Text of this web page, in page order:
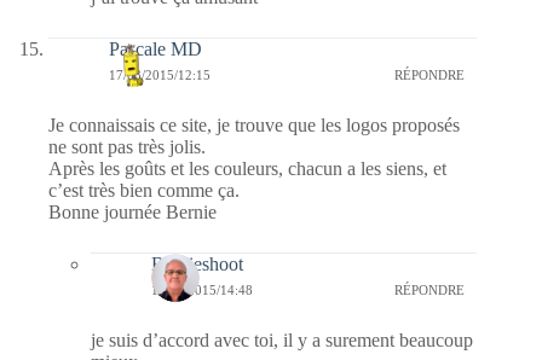
Pascale MD
17/03/2015/12:15 RÉPONDRE
Je connaissais ce site, je trouve que les logos proposés
ne sont pas très jolis.
Après les goûts et les couleurs, chacun a les siens, et
c’est très bien comme ça.
Bonne journée Bernie
Bernieshoot
17/03/2015/14:48 RÉPONDRE
je suis d’accord avec toi, il y a surement beaucoup